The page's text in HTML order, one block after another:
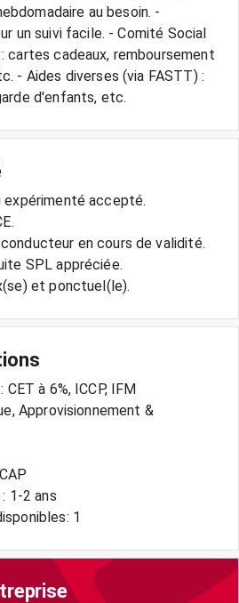
au besoin. -
un suivi facile. - Comité Social
cartes cadeaux, remboursement
- Aides diverses (via FASTT) :
d'enfants, etc.
accepté.
en cours de validité.
SPL appréciée.
CET à 6%, ICCP, IFM
Approvisionnement &
1-2 ans
1